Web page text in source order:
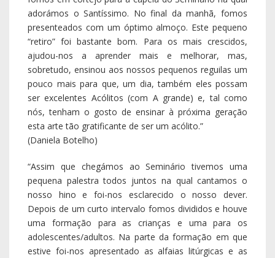
adorámos o Santíssimo. No final da manhã, fomos
presenteados com um óptimo almoço. Este pequeno
“retiro” foi bastante bom. Para os mais crescidos,
ajudou-nos a aprender mais e melhorar, mas,
sobretudo, ensinou aos nossos pequenos reguilas um
pouco mais para que, um dia, também eles possam
ser excelentes Acólitos (com A grande) e, tal como
nós, tenham o gosto de ensinar à próxima geração
esta arte tão gratificante de ser um acólito.”
(Daniela Botelho)
“Assim que chegámos ao Seminário tivemos uma
pequena palestra todos juntos na qual cantamos o
nosso hino e foi-nos esclarecido o nosso dever.
Depois de um curto intervalo fomos divididos e houve
uma formação para as crianças e uma para os
adolescentes/adultos. Na parte da formação em que
estive foi-nos apresentado as alfaias litúrgicas e as